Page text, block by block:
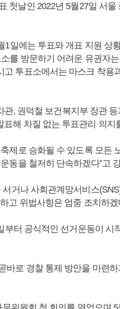
첫날인 2022년 5월27일 서울
1일에는 투표와 개표 지원 상
를 방문하기 어려운 유권자
투표소에서는 마스크 착용
, 권덕철 보건복지부 장관 등
해 차질 없는 투표관리 의지
제로 승화될 수 있도록 모든
동을 철저히 단속하겠다”고
거나 사회관계망서비스
고 위법사항은 엄중 조치하겠
부터 공식적인 선거운동이 시
바로 경찰 통제 방안을 마련하